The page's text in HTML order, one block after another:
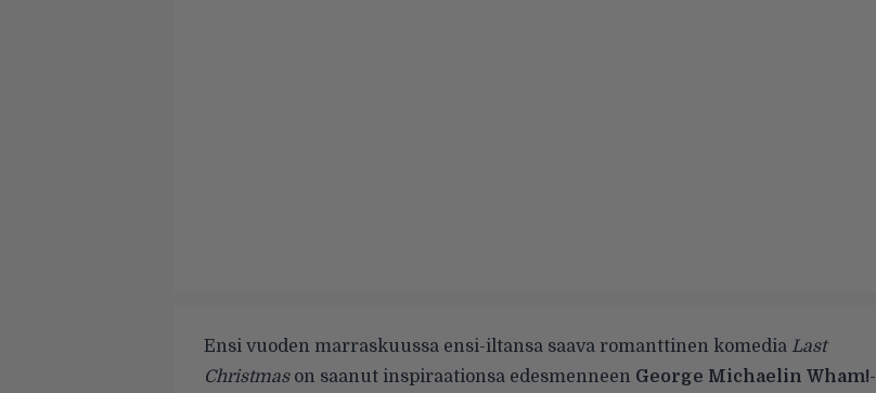
Ensi vuoden marraskuussa ensi-iltansa saava romanttinen komedia Last
Christmason saanut inspiraationsa edesmenneen George Michaelin Wham!-